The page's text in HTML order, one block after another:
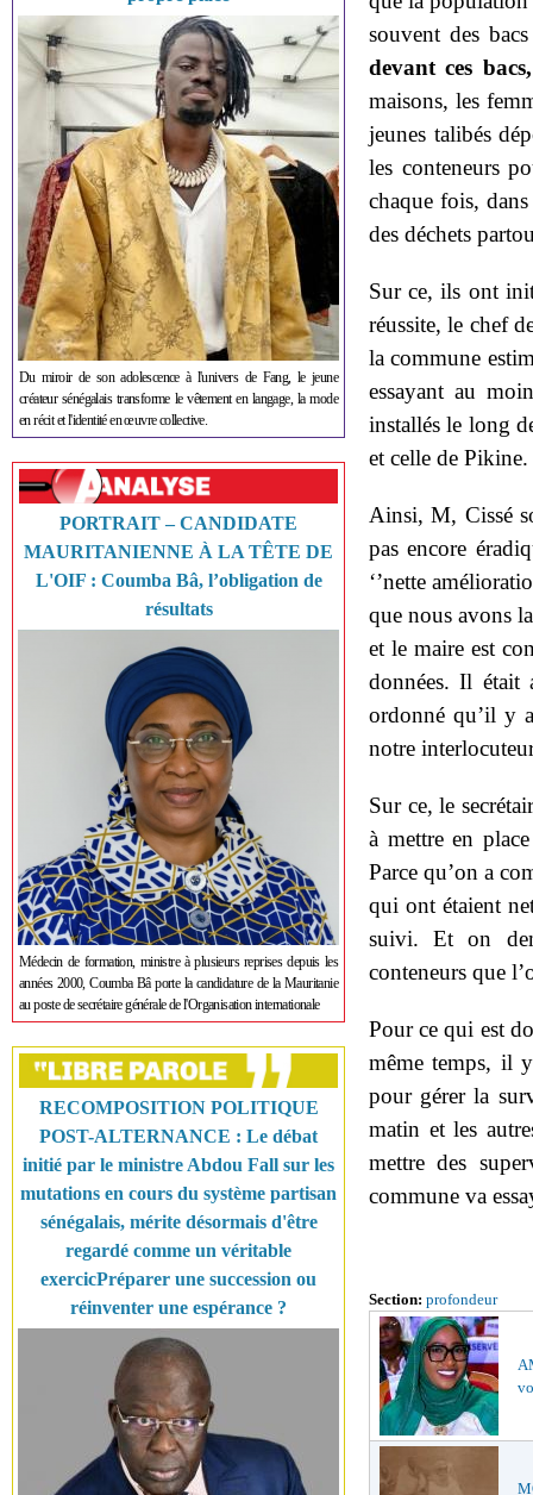
Du miroir de son adolescence à l'univers de Fang, le jeune
créateur sénégalais transforme le vêtement en langage, la mode
en récit et l'identité en œuvre collective.
PORTRAIT – CANDIDATE
MAURITANIENNE À LA TÊTE DE
L'OIF : Coumba Bâ, l’obligation de
résultats
Médecin de formation, ministre à plusieurs reprises depuis les
années 2000, Coumba Bâ porte la candidature de la Mauritanie
au poste de secrétaire générale de l'Organisation internationale
RECOMPOSITION POLITIQUE
POST-ALTERNANCE : Le débat
initié par le ministre Abdou Fall sur les
mutations en cours du système partisan
sénégalais, mérite désormais d'être
regardé comme un véritable
exercicPréparer une succession ou
réinventer une espérance ?
souvent des
devant ces
maisons, les
jeunes talibés
les conteneurs
chaque fois,
des déchets
Sur ce, ils ont
réussite, le chef
la commune
essayant au
installés le long
et celle de Pikine.
Ainsi, M, Cissé
pas encore
‘’nette
que nous avons
et le maire est
données. Il était
ordonné qu’il y
notre
Sur ce, le
à mettre en
Parce qu’on a
qui ont étaient
suivi. Et on
conteneurs que
Pour ce qui est
même temps, il
pour gérer la
matin et les
mettre des
commune va
Section: profondeur